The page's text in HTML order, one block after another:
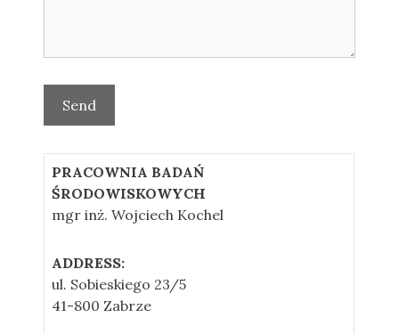
PRACOWNIA BADAŃ
ŚRODOWISKOWYCH
mgr inż. Wojciech Kochel
ADDRESS:
ul. Sobieskiego 23/5
41-800 Zabrze